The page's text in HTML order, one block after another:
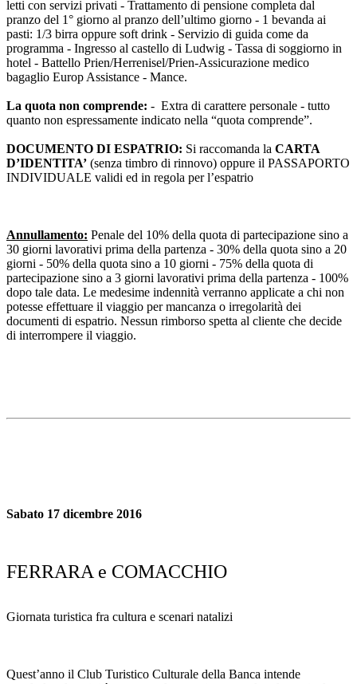
letti con servizi privati - Trattamento di pensione completa dal
pranzo del 1° giorno al pranzo dell’ultimo giorno - 1 bevanda ai
pasti: 1/3 birra oppure soft drink - Servizio di guida come da
programma - Ingresso al castello di Ludwig - Tassa di soggiorno in
hotel - Battello Prien/Herrenisel/Prien-Assicurazione medico
bagaglio Europ Assistance - Mance.
La quota non comprende: - Extra di carattere personale - tutto
quanto non espressamente indicato nella “quota comprende”.
DOCUMENTO DI ESPATRIO: Si raccomanda la CARTA
D’IDENTITA’ (senza timbro di rinnovo) oppure il PASSAPORTO
INDIVIDUALE validi ed in regola per l’espatrio
Annullamento: Penale del 10% della quota di partecipazione sino a
30 giorni lavorativi prima della partenza - 30% della quota sino a 20
giorni - 50% della quota sino a 10 giorni - 75% della quota di
partecipazione sino a 3 giorni lavorativi prima della partenza - 100%
dopo tale data. Le medesime indennità verranno applicate a chi non
potesse effettuare il viaggio per mancanza o irregolarità dei
documenti di espatrio. Nessun rimborso spetta al cliente che decide
di interrompere il viaggio.
Sabato 17 dicembre 2016
FERRARA e COMACCHIO
Giornata turistica fra cultura e scenari natalizi
Quest’anno il Club Turistico Culturale della Banca intende